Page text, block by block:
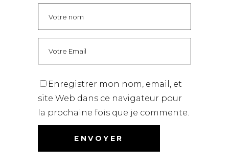
Enregistrer mon nom, email, et
site Web dans ce navigateur pour
la prochaine fois que je commente.